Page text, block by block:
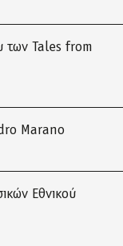
των Tales from
Marano
Εθνικού